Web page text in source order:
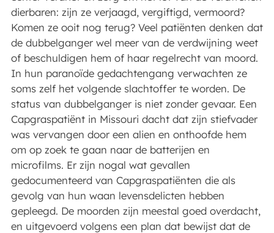
dierbaren: zijn ze verjaagd, vergiftigd, vermoord?
Komen ze ooit nog terug? Veel patiënten denken dat
de dubbelganger wel meer van de verdwijning weet
of beschuldigen hem of haar regelrecht van moord.
In hun paranoïde gedachtengang verwachten ze
soms zelf het volgende slachtoffer te worden. De
status van dubbelganger is niet zonder gevaar. Een
Capgraspatiënt in Missouri dacht dat zijn stiefvader
was vervangen door een alien en onthoofde hem
om op zoek te gaan naar de batterijen en
microfilms. Er zijn nogal wat gevallen
gedocumenteerd van Capgraspatiënten die als
gevolg van hun waan levensdelicten hebben
gepleegd. De moorden zijn meestal goed overdacht,
en uitgevoerd volgens een plan dat bewijst dat de